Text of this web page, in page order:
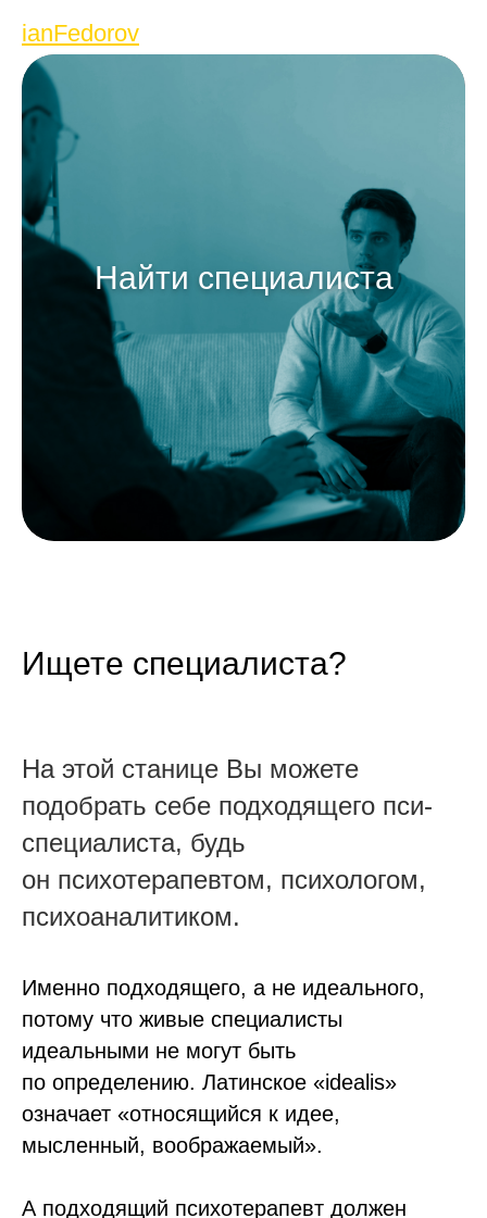
ianFedorov
Найти специалиста
Ищете специалиста?
На этой станице Вы можете
подобрать себе подходящего пси-
специалиста, будь
он психотерапевтом, психологом,
психоаналитиком.
Именно подходящего, а не идеального,
потому что живые специалисты
идеальными не могут быть
по определению. Латинское «idealis»
означает «относящийся к идее,
мысленный, воображаемый».
А подходящий психотерапевт должен